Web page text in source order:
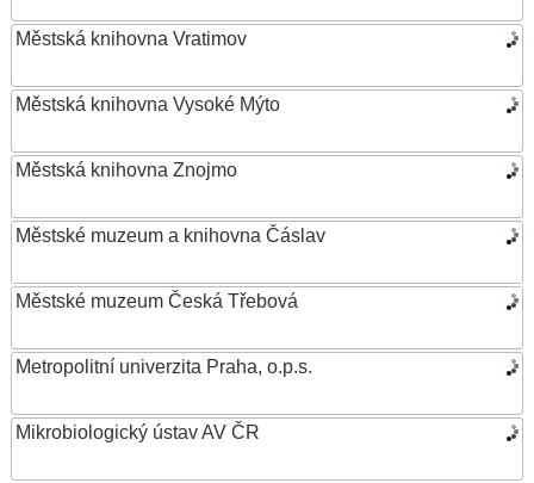
Městská knihovna Vratimov
Městská knihovna Vysoké Mýto
Městská knihovna Znojmo
Městské muzeum a knihovna Čáslav
Městské muzeum Česká Třebová
Metropolitní univerzita Praha, o.p.s.
Mikrobiologický ústav AV ČR